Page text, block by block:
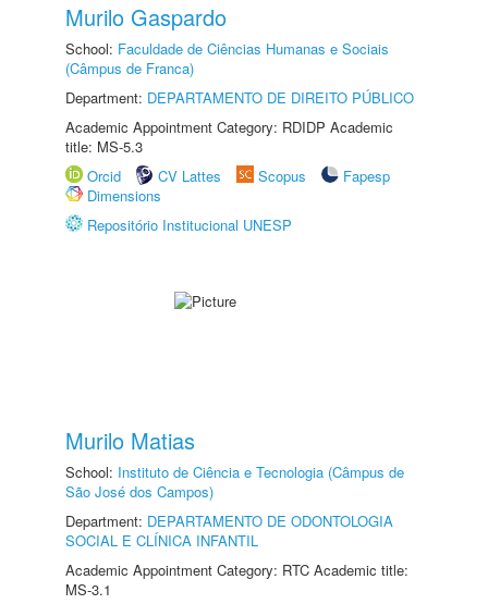
Murilo Gaspardo
School: Faculdade de Ciências Humanas e Sociais
(Câmpus de Franca)
Department: DEPARTAMENTO DE DIREITO PÚBLICO
Academic Appointment Category: RDIDP Academic
title: MS-5.3
Orcid
CV Lattes Scopus
Fapesp
Dimensions
Repositório Institucional UNESP
Murilo Matias
School: Instituto de Ciência e Tecnologia (Câmpus de
São José dos Campos)
Department: DEPARTAMENTO DE ODONTOLOGIA
SOCIAL E CLÍNICA INFANTIL
Academic Appointment Category: RTC Academic title:
MS-3.1